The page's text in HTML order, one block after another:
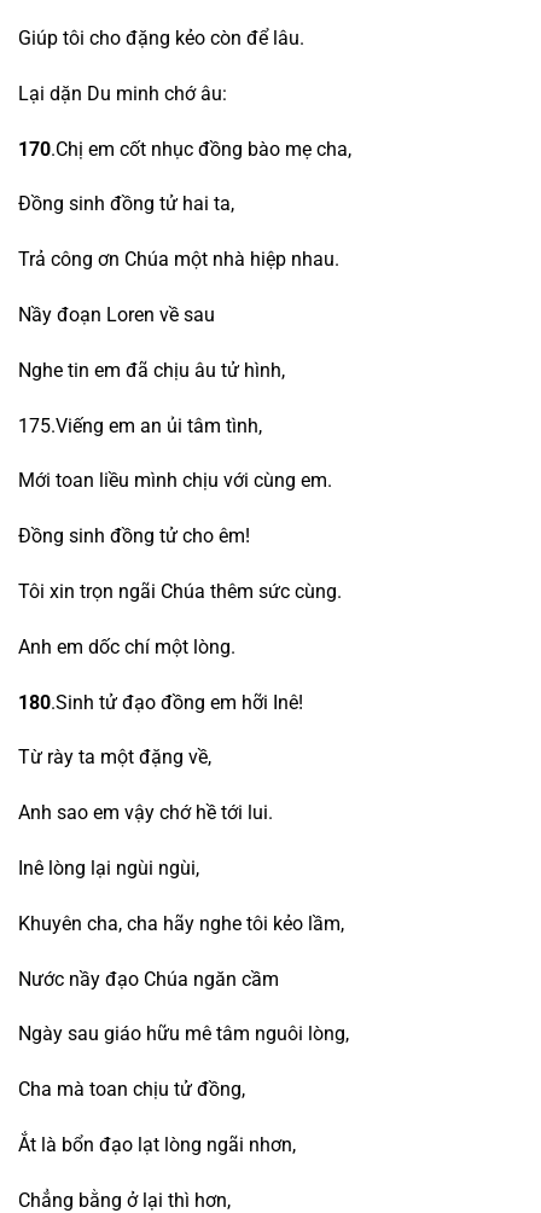
Giúp tôi cho đặng kẻo còn để lâu.
Lại dặn Du minh chớ âu:
170.Chị em cốt nhục đồng bào mẹ cha,
Đồng sinh đồng tử hai ta,
Trả công ơn Chúa một nhà hiệp nhau.
Nầy đoạn Loren về sau
Nghe tin em đã chịu âu tử hình,
175.Viếng em an ủi tâm tình,
Mới toan liều mình chịu với cùng em.
Đồng sinh đồng tử cho êm!
Tôi xin trọn ngãi Chúa thêm sức cùng.
Anh em dốc chí một lòng.
180.Sinh tử đạo đồng em hỡi Inê!
Từ rày ta một đặng về,
Anh sao em vậy chớ hề tới lui.
Inê lòng lại ngùi ngùi,
Khuyên cha, cha hãy nghe tôi kẻo lầm,
Nước nầy đạo Chúa ngăn cầm
Ngày sau giáo hữu mê tâm nguôi lòng,
Cha mà toan chịu tử đồng,
Ắt là bổn đạo lạt lòng ngãi nhơn,
Chẳng bằng ở lại thì hơn,